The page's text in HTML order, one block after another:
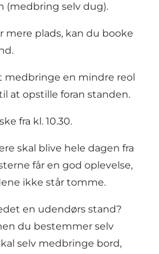
(medbring selv dug).
mere plads, kan du booke
medbringe en mindre reol
at opstille foran standen.
fra kl. 10.30.
skal blive hele dagen fra
får en god oplevelse,
ikke står tomme.
en udendørs stand?
du bestemmer selv
selv medbringe bord,